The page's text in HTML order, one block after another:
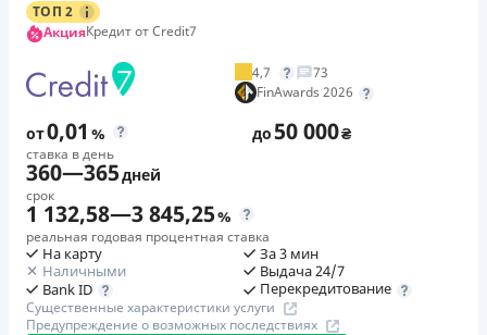
ТОП 2
АкцияКредит от Credit7
4,7
73
FinAwards 2026
от0,01 %
ставка в день
до50 000₴
360—365дней
срок
1 132,58—3 845,25%
реальная годовая процентная ставка
На карту
Наличными
Bank ID
За 3 мин
Выдача 24/7
Перекредитование
Существенные характеристики услуги
Предупреждение о возможных последствиях